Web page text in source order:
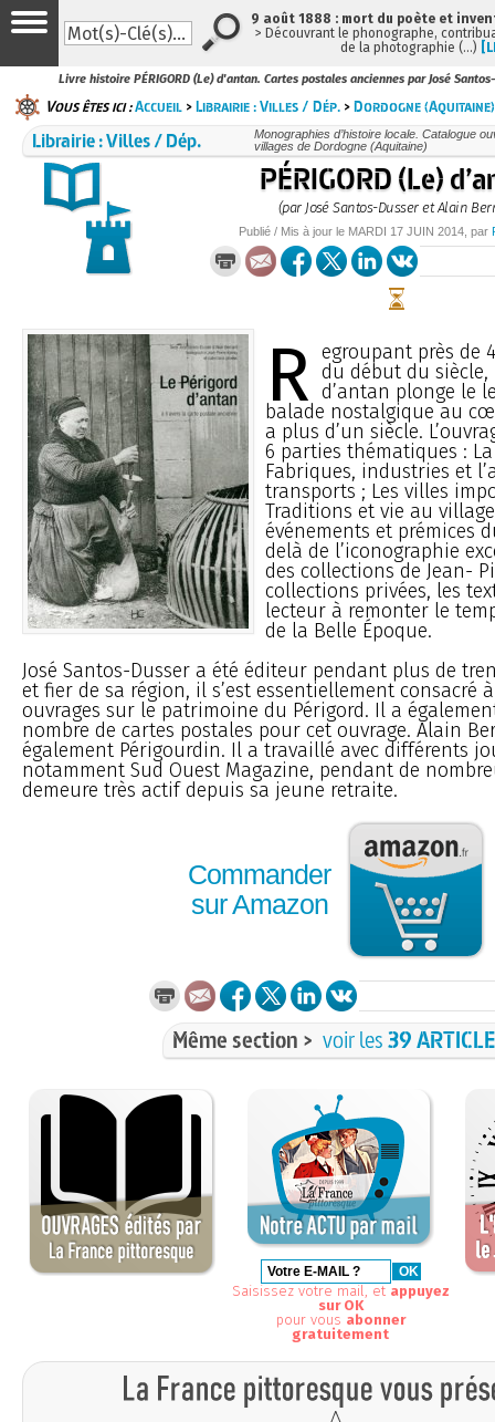
Livre histoire PÉRIGORD (Le) d'antan. Cartes postales anciennes par José
Vous êtes ici :Accueil >Librairie : Villes / Dép. >Dordogne (Aquitaine)
Librairie : Villes / Dép.
Monographies d’histoire locale. Catalogue
villages de Dordogne (Aquitaine)
PÉRIGORD (Le)
(par José Santos-Dusser et Alain
Publié / Mis à jour le MARDI 17 JUIN 2014 , par
R egroupant près de
du début du siècle,
d’antan plonge le
balade nostalgique au
a plus d’un siècle.
6 parties thématiques :
Fabriques, industries et
transports ; Les villes
Traditions et vie au village
événements et prémices
delà de l’iconographie
des collections de Jean-
collections privées, les
lecteur à remonter le
de la Belle Époque.
José Santos-Dusser a été éditeur pendant plus de
et fier de sa région, il s’est essentiellement consacré
ouvrages sur le patrimoine du Périgord. Il a
nombre de cartes postales pour cet ouvrage. Alain
également Périgourdin. Il a travaillé avec différents
notamment Sud Ouest Magazine, pendant de
demeure très actif depuis sa jeune retraite.
Commander
sur Amazon
Même section > voir les39
Saisissez votre mail, et appuyez
sur OK
pour vous abonner
gratuitement
9 août 1888 : mort du poète et
> Découvrant le phonographe,
de la photographie (…)